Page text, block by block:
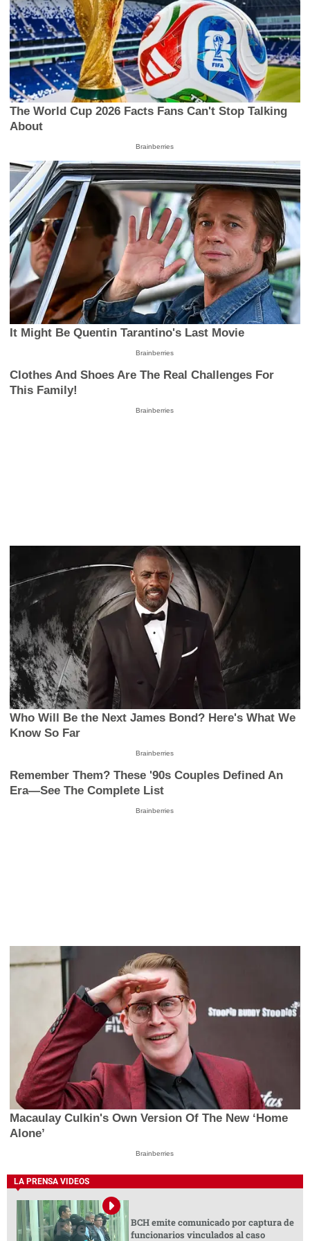
The World Cup 2026 Facts Fans Can't Stop Talking
About
Brainberries
It Might Be Quentin Tarantino's Last Movie
Brainberries
Clothes And Shoes Are The Real Challenges For
This Family!
Brainberries
Who Will Be the Next James Bond? Here's What We
Know So Far
Brainberries
Remember Them? These '90s Couples Defined An
Era—See The Complete List
Brainberries
Macaulay Culkin's Own Version Of The New ‘Home
Alone’
Brainberries
LA PRENSA VIDEOS
BCH emite comunicado por captura de
funcionarios vinculados al caso